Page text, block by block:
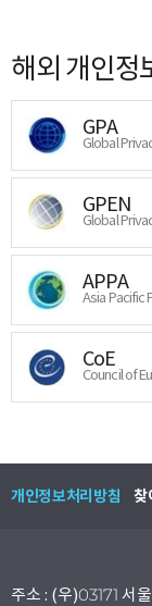
해외 개인정
GPA
Global
GPEN
Global
APPA
Asia Pacific
CoE
Council of
개인정보처리방침 찾
주소 : (우)03171 서